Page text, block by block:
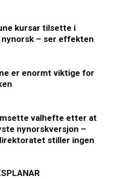
kursar tilsette i
nynorsk – ser effekten
er enormt viktige for
valhefte etter at
nynorskversjon –
stiller ingen